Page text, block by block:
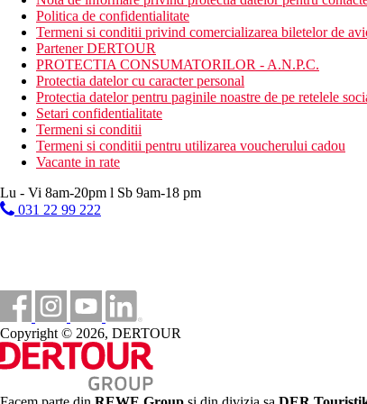
Politica de confidentialitate
Termeni si conditii privind comercializarea biletelor de
Partener DERTOUR
PROTECTIA CONSUMATORILOR - A.N.P.C.
Protectia datelor cu caracter personal
Protectia datelor pentru paginile noastre de pe retelele
Setari confidentialitate
Termeni si conditii
Termeni si conditii pentru utilizarea voucherului cadou
Vacante in rate
Lu - Vi 8am-20pm l Sb 9am-18 pm
031 22 99 222
Copyright © 2026, DERTOUR